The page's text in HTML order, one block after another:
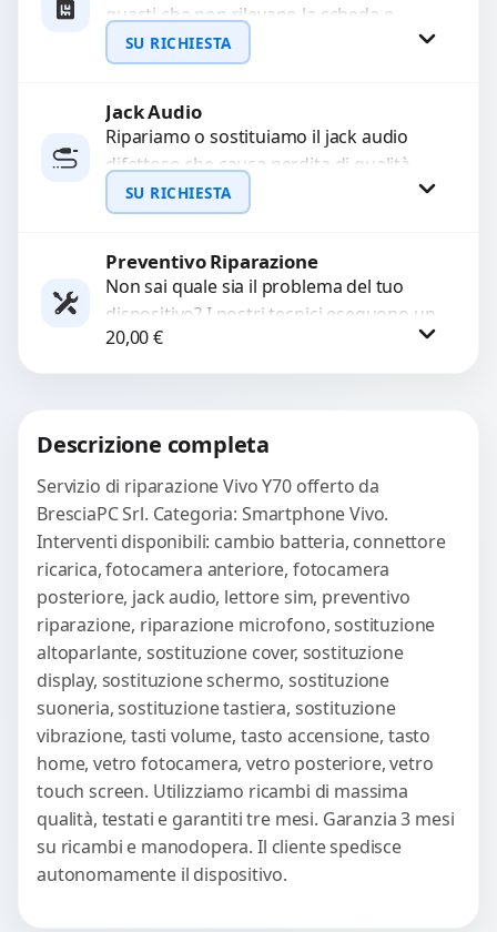
WhatsApp
guasti che non rilevano la scheda o
interrompono il segnale. Utilizziamo
ricambi testati e garantiti...
SU RICHIESTA
Richiedi Preventivo
WhatsApp
Jack Audio
Ripariamo o sostituiamo il jack audio
difettoso che causa perdita di qualità
sonora o impossibilità di collegare cuffie
e accessori....
SU RICHIESTA
Richiedi Preventivo
WhatsApp
Preventivo Riparazione
Non sai quale sia il problema del tuo
dispositivo? I nostri tecnici eseguono un
check-up completo con strumenti
avanzati per...
20,00€
Descrizione completa
Servizio di riparazione Vivo Y70 offerto da
BresciaPC Srl. Categoria: Smartphone Vivo.
Interventi disponibili: cambio batteria, connettore
ricarica, fotocamera anteriore, fotocamera
posteriore, jack audio, lettore sim, preventivo
riparazione, riparazione microfono, sostituzione
altoparlante, sostituzione cover, sostituzione
display, sostituzione schermo, sostituzione
suoneria, sostituzione tastiera, sostituzione
vibrazione, tasti volume, tasto accensione, tasto
home, vetro fotocamera, vetro posteriore, vetro
touch screen. Utilizziamo ricambi di massima
qualità, testati e garantiti tre mesi. Garanzia 3 mesi
su ricambi e manodopera. Il cliente spedisce
autonomamente il dispositivo.